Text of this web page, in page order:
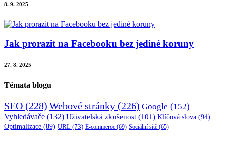
8. 9. 2025
Jak prorazit na Facebooku bez jediné koruny
27. 8. 2025
Témata blogu
SEO (228) Webové stránky (226) Google (152)
Vyhledávače (132) Uživatelská zkušenost (101) Klíčová slova (94)
Optimalizace (89) URL (73) E-commerce (69) Sociální sítě (65)